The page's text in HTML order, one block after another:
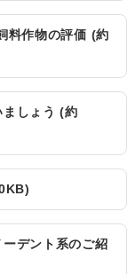
料作物の評価 (約
しょう (約
デント系のご紹